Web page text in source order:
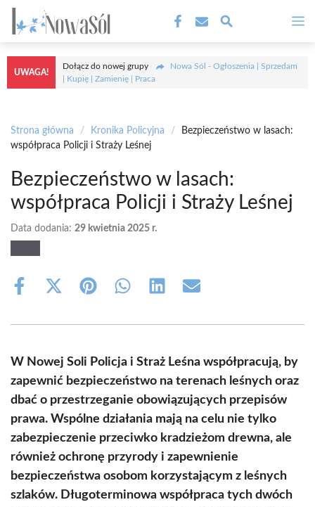
Przejdź
treści
UWAGA!
Dołącz do nowej grupy
Nowa Sól - Ogłoszenia | Sprzedam
| Kupię | Zamienię | Praca
Strona główna / Kronika Policyjna /
Bezpieczeństwo w lasach:
współpraca Policji i Straży Leśnej
Bezpieczeństwo w lasach:
współpraca Policji i Straży Leśnej
Data dodania: 29 kwietnia 2025 r.
Share
Share
(Twitter)
Share Share Share Share
W Nowej Soli Policja i Straż Leśna współpracują, by
zapewnić bezpieczeństwo na terenach leśnych oraz
dbać o przestrzeganie obowiązujących przepisów
prawa. Wspólne działania mają na celu nie tylko
zabezpieczenie przeciwko kradzieżom drewna, ale
również ochronę przyrody i zapewnienie
bezpieczeństwa osobom korzystającym z leśnych
szlaków. Długoterminowa współpraca tych dwóch